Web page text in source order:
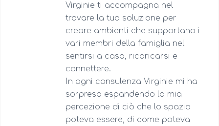
Virginie ti accompagna nel
trovare la tua soluzione per
creare ambienti che supportano i
vari membri della famiglia nel
sentirsi a casa, ricaricarsi e
connettere.
In ogni consulenza Virginie mi ha
sorpresa espandendo la mia
percezione di ciò che lo spazio
poteva essere, di come poteva